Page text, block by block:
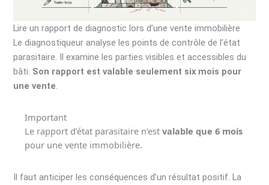
Lire un rapport de diagnostic lors d’une vente immobilière
Le diagnostiqueur analyse les points de contrôle de l’état
parasitaire. Il examine les parties visibles et accessibles du
bâti. Son rapport est valable seulement six mois pour
une vente.
Important
Le rapport d’état parasitaire n’est valable que 6 mois
pour une vente immobilière.
Il faut anticiper les conséquences d’un résultat positif. La